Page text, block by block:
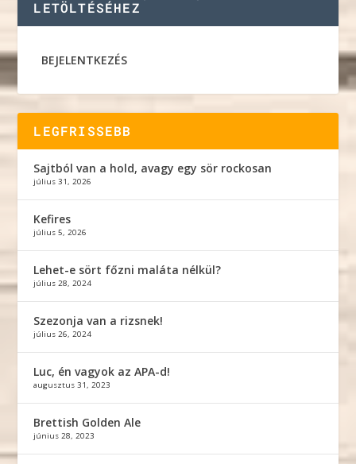
LETÖLTÉSÉHEZ
BEJELENTKEZÉS
LEGFRISSEBB
Sajtból van a hold, avagy egy sör rockosan
július 31, 2026
Kefires
július 5, 2026
Lehet-e sört főzni maláta nélkül?
július 28, 2024
Szezonja van a rizsnek!
július 26, 2024
Luc, én vagyok az APA-d!
augusztus 31, 2023
Brettish Golden Ale
június 28, 2023